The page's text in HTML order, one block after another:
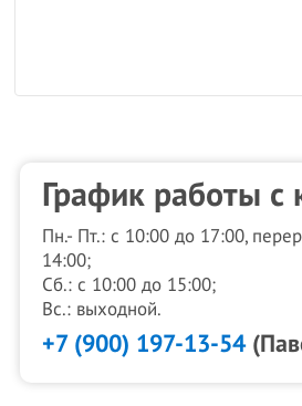
График работы с
Пн.- Пт.: с 10:00 до 17:00,
14:00;
Сб.: с 10:00 до 15:00;
Вс.: выходной.
+7 (900) 197-13-54